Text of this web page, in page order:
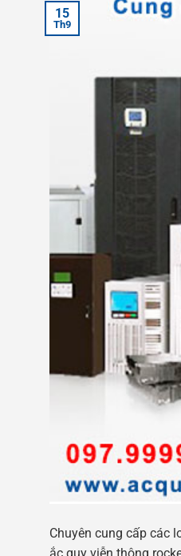
15
Th9
Chuyên cung cấp các
ắc quy viễn thộng